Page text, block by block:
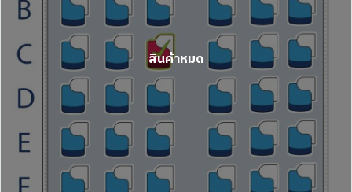
สินค้าหมด